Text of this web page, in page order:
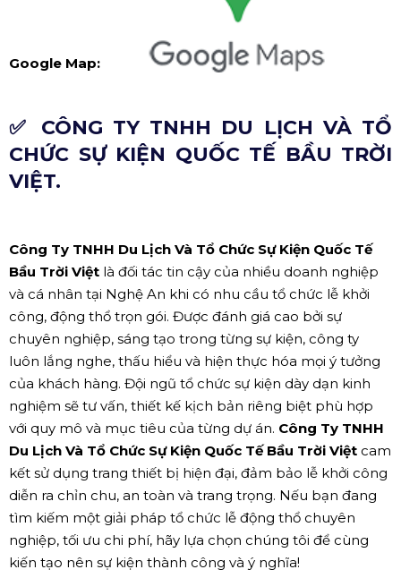
Google Map:
✅ CÔNG TY TNHH DU LỊCH VÀ TỔ
CHỨC SỰ KIỆN QUỐC TẾ BẦU TRỜI
VIỆT.
Công Ty TNHH Du Lịch Và Tổ Chức Sự Kiện Quốc Tế
Bầu Trời Việt là đối tác tin cậy của nhiều doanh nghiệp
và cá nhân tại Nghệ An khi có nhu cầu tổ chức lễ khởi
công, động thổ trọn gói. Được đánh giá cao bởi sự
chuyên nghiệp, sáng tạo trong từng sự kiện, công ty
luôn lắng nghe, thấu hiểu và hiện thực hóa mọi ý tưởng
của khách hàng. Đội ngũ tổ chức sự kiện dày dạn kinh
nghiệm sẽ tư vấn, thiết kế kịch bản riêng biệt phù hợp
với quy mô và mục tiêu của từng dự án. Công Ty TNHH
Du Lịch Và Tổ Chức Sự Kiện Quốc Tế Bầu Trời Việt cam
kết sử dụng trang thiết bị hiện đại, đảm bảo lễ khởi công
diễn ra chỉn chu, an toàn và trang trọng. Nếu bạn đang
tìm kiếm một giải pháp tổ chức lễ động thổ chuyên
nghiệp, tối ưu chi phí, hãy lựa chọn chúng tôi để cùng
kiến tạo nên sự kiện thành công và ý nghĩa!